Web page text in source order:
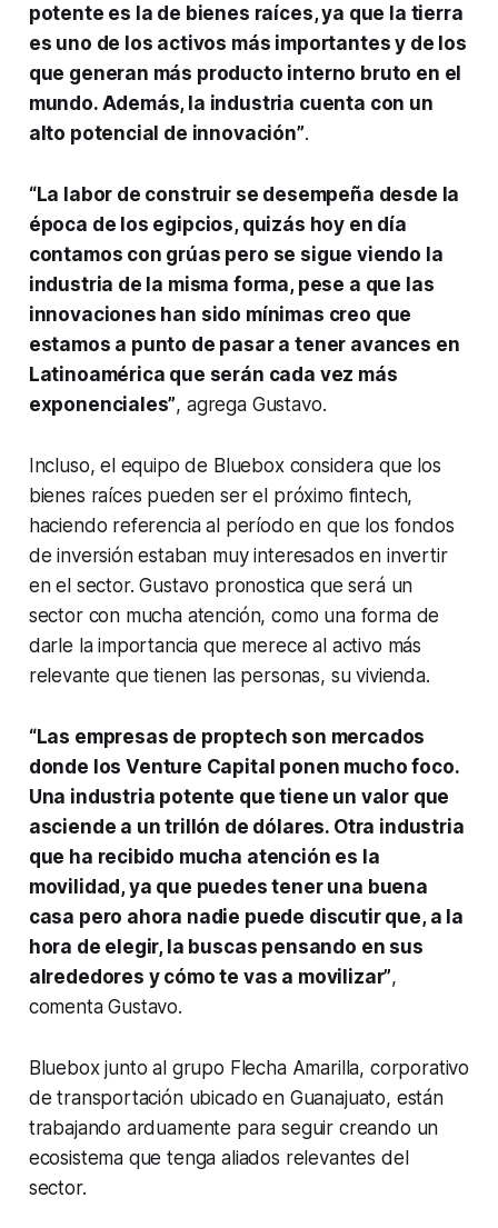
potente es la de bienes raíces, ya que la tierra
es uno de los activos más importantes y de los
que generan más producto interno bruto en el
mundo. Además, la industria cuenta con un
alto potencial de innovación”.
“La labor de construir se desempeña desde la
época de los egipcios, quizás hoy en día
contamos con grúas pero se sigue viendo la
industria de la misma forma, pese a que las
innovaciones han sido mínimas creo que
estamos a punto de pasar a tener avances en
Latinoamérica que serán cada vez más
exponenciales”, agrega Gustavo.
Incluso, el equipo de Bluebox considera que los
bienes raíces pueden ser el próximo fintech,
haciendo referencia al período en que los fondos
de inversión estaban muy interesados en invertir
en el sector. Gustavo pronostica que será un
sector con mucha atención, como una forma de
darle la importancia que merece al activo más
relevante que tienen las personas, su vivienda.
“Las empresas de proptech son mercados
donde losVenture Capital ponen mucho foco.
Una industria potente que tiene un valor que
asciende a un trillón de dólares. Otra industria
que ha recibido mucha atención es la
movilidad, ya que puedes tener una buena
casa pero ahora nadie puede discutir que, a la
hora de elegir, la buscas pensando en sus
alrededores y cómo te vas a movilizar”,
comenta Gustavo.
Bluebox junto al grupo Flecha Amarilla, corporativo
de transportación ubicado en Guanajuato, están
trabajando arduamente para seguir creando un
ecosistema que tenga aliados relevantes del
sector.